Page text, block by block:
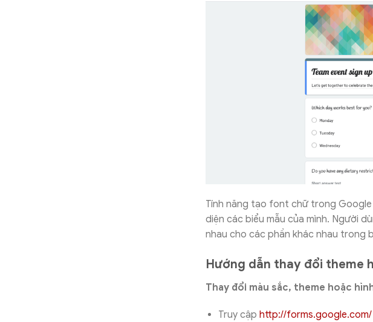
Tính năng tạo font chữ trong
diện các biểu mẫu của mình. Người
nhau cho các phần khác nhau trong
Hướng dẫn thay đổi theme
Thay đổi màu sắc, theme hoặc
Truy cập http://forms.google.com/